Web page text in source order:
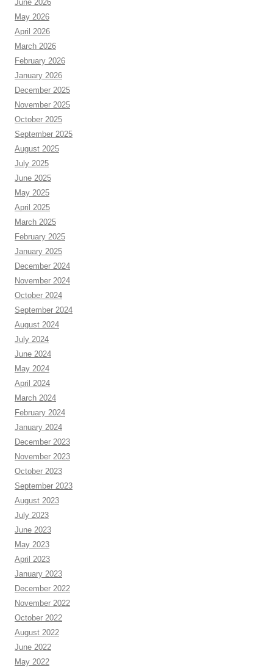
June 2026
May 2026
April 2026
March 2026
February 2026
January 2026
December 2025
November 2025
October 2025
September 2025
August 2025
July 2025
June 2025
May 2025
April 2025
March 2025
February 2025
January 2025
December 2024
November 2024
October 2024
September 2024
August 2024
July 2024
June 2024
May 2024
April 2024
March 2024
February 2024
January 2024
December 2023
November 2023
October 2023
September 2023
August 2023
July 2023
June 2023
May 2023
April 2023
January 2023
December 2022
November 2022
October 2022
August 2022
June 2022
May 2022